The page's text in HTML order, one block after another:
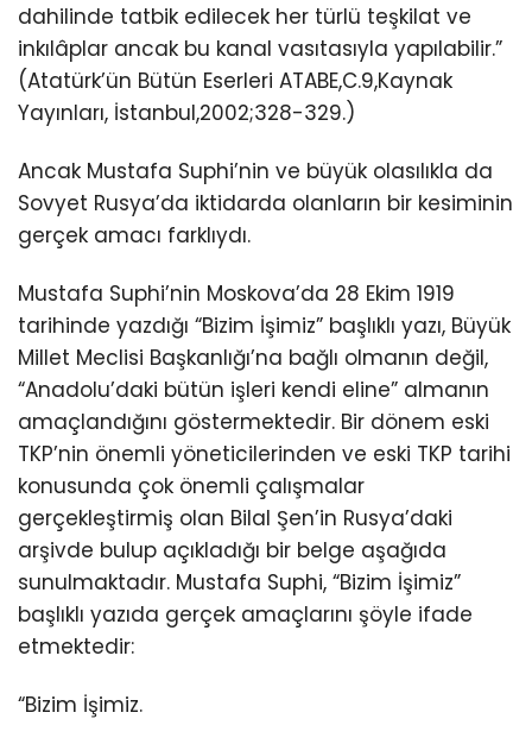
dahilinde tatbik edilecek her türlü teşkilat ve
inkılâplar ancak bu kanal vasıtasıyla yapılabilir.”
(Atatürk’ün Bütün Eserleri ATABE,C.9,Kaynak
Yayınları, İstanbul,2002;328-329.)
Ancak Mustafa Suphi’nin ve büyük olasılıkla da
Sovyet Rusya’da iktidarda olanların bir kesiminin
gerçek amacı farklıydı.
Mustafa Suphi’nin Moskova’da 28 Ekim 1919
tarihinde yazdığı “Bizim İşimiz” başlıklı yazı, Büyük
Millet Meclisi Başkanlığı’na bağlı olmanın değil,
“Anadolu’daki bütün işleri kendi eline” almanın
amaçlandığını göstermektedir. Bir dönem eski
TKP’nin önemli yöneticilerinden ve eski TKP tarihi
konusunda çok önemli çalışmalar
gerçekleştirmiş olan Bilal Şen’in Rusya’daki
arşivde bulup açıkladığı bir belge aşağıda
sunulmaktadır. Mustafa Suphi, “Bizim İşimiz”
başlıklı yazıda gerçek amaçlarını şöyle ifade
etmektedir:
“Bizim İşimiz.